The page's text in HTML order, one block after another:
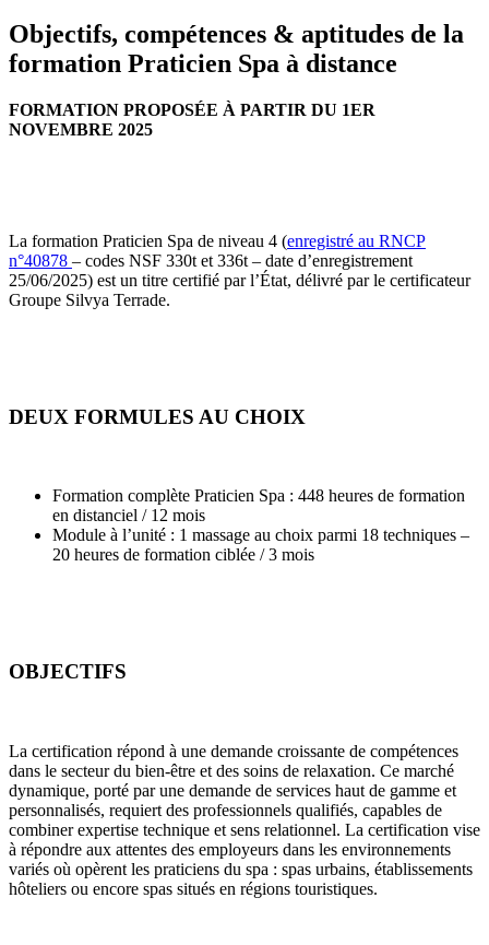
Objectifs, compétences & aptitudes de la
formation Praticien Spa à distance
FORMATION PROPOSÉE À PARTIR DU 1ER
NOVEMBRE 2025
La formation Praticien Spa de niveau 4 (enregistré au RNCP
n°40878 – codes NSF 330t et 336t – date d’enregistrement
25/06/2025) est un titre certifié par l’État, délivré par le certificateur
Groupe Silvya Terrade.
DEUX FORMULES AU CHOIX
Formation complète Praticien Spa : 448 heures de formation
en distanciel / 12 mois
Module à l’unité : 1 massage au choix parmi 18 techniques –
20 heures de formation ciblée / 3 mois
OBJECTIFS
La certification répond à une demande croissante de compétences
dans le secteur du bien-être et des soins de relaxation. Ce marché
dynamique, porté par une demande de services haut de gamme et
personnalisés, requiert des professionnels qualifiés, capables de
combiner expertise technique et sens relationnel. La certification vise
à répondre aux attentes des employeurs dans les environnements
variés où opèrent les praticiens du spa : spas urbains, établissements
hôteliers ou encore spas situés en régions touristiques.